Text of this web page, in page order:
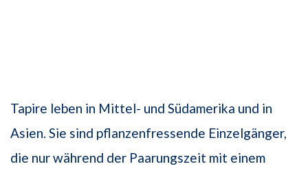
Tapire leben in Mittel- und Südamerika und in
Asien. Sie sind pflanzenfressende Einzelgänger,
die nur während der Paarungszeit mit einem